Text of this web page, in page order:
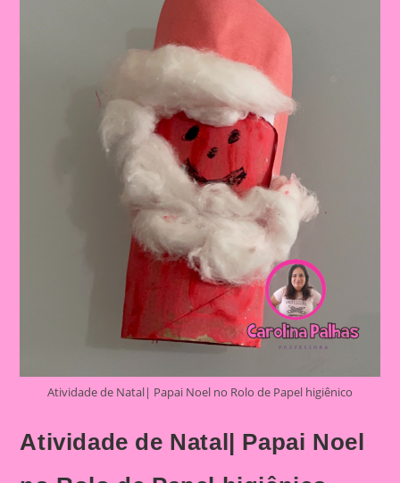
Atividade de Natal| Papai Noel no Rolo de Papel higiênico
Atividade de Natal| Papai Noel